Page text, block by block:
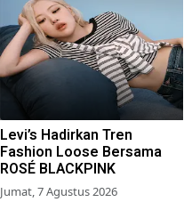
Levi’s Hadirkan Tren
Fashion Loose Bersama
ROSÉ BLACKPINK
Jumat, 7 Agustus 2026